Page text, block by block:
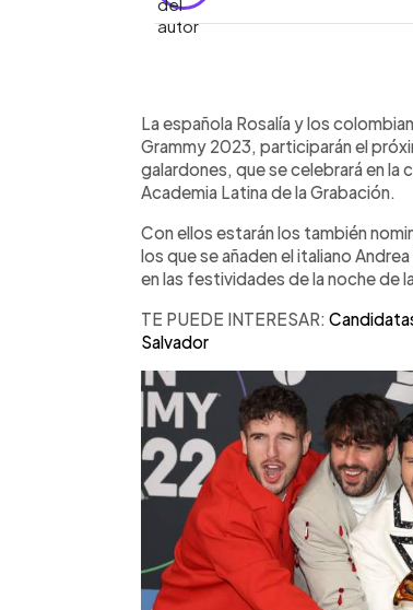
► Escuchar artículo
La española Rosalía y los
Grammy 2023, participarán el
galardones, que se celebrará en la
Academia Latina de la Grabación.
Con ellos estarán los también
los que se añaden el italiano
en las festividades de la noche de
TE PUEDE INTERESAR:
Salvador